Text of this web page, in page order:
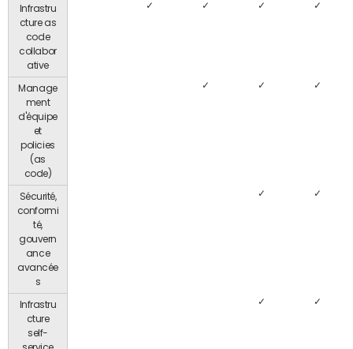
Infrastru
cture as
code
collabor
ative
✓ ✓ ✓ ✓
Manage
ment
d'équipe
et
policies
(as
code)
✓ ✓ ✓
Sécurité,
conformi
té,
gouvern
ance
avancée
s
✓ ✓
Infrastru
cture
self-
✓ ✓